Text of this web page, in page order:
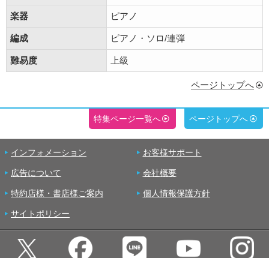
楽器 ピアノ
編成 ピアノ・ソロ/連弾
難易度 上級
ページトップへ
特集ページ一覧へ ページトップへ
インフォメーション お客様サポート
広告について 会社概要
特約店様・書店様ご案内 個人情報保護方針
サイトポリシー